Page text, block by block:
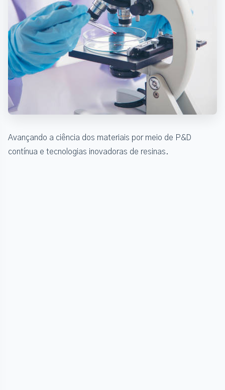
Avançando a ciência dos materiais por meio de P&D
contínua e tecnologias inovadoras de resinas.